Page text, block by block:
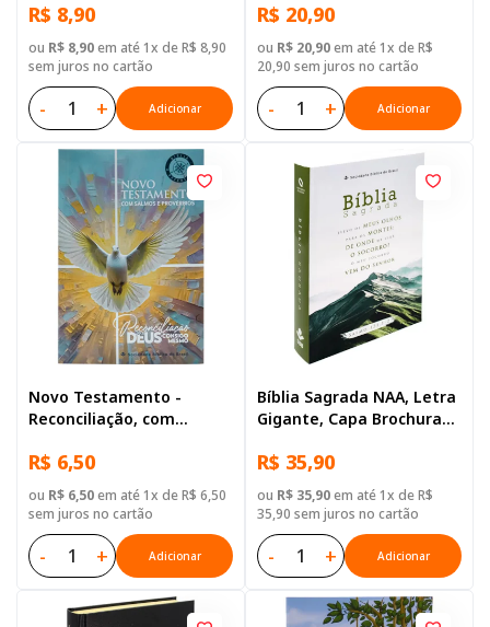
Ilustrada: Marrom
R$ 8,90
ou R$ 8,90em até 1x de R$ 8,90
sem juros no cartão
- + Adicionar
R$ 20,90
ou R$ 20,90em até 1x de R$
20,90 sem juros no cartão
- + Adicionar
Novo Testamento -
Reconciliação, com
R$ 6,50
ou R$ 6,50em até 1x de R$ 6,50
sem juros no cartão
- + Adicionar
Bíblia Sagrada NAA, Letra
Gigante, Capa Brochura
R$ 35,90
ou R$ 35,90em até 1x de R$
35,90 sem juros no cartão
- + Adicionar